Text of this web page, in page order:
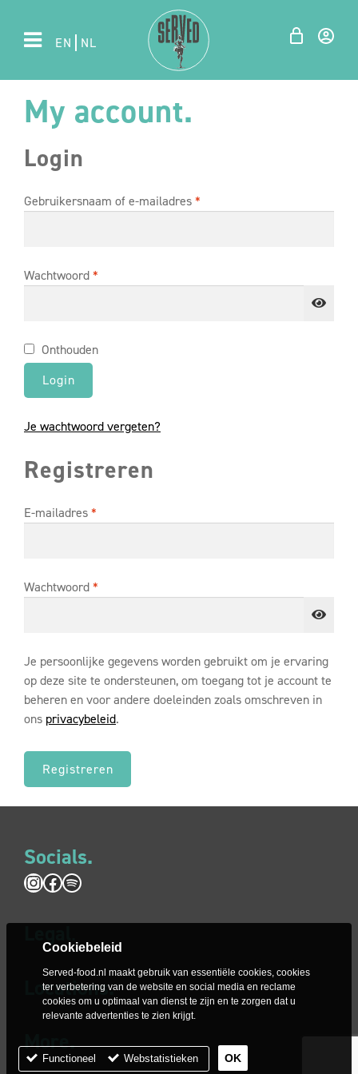
EN NL
My account.
Login
Gebruikersnaam of e-mailadres*
Wachtwoord*
Onthouden
Login
Je wachtwoord vergeten?
Registreren
E-mailadres*
Wachtwoord*
Je persoonlijke gegevens worden gebruikt om je ervaring
op deze site te ondersteunen, om toegang tot je account te
beheren en voor andere doeleinden zoals omschreven in
ons privacybeleid.
Registreren
Socials.
Instagram
Facebook
Spotify
Locations.
More.
Save Money.
Save 10% when you subscribe to
Letterbox-friendly refills.
Never run out again.
Cookiebeleid
Served-food.nl maakt gebruik van essentiële cookies, cookies
ter verbetering van de website en social media en reclame
cookies om u optimaal van dienst te zijn en te zorgen dat u
relevante advertenties te zien krijgt.
Functioneel Webstatistieken